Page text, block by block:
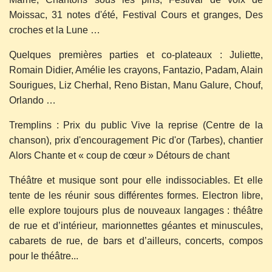
Moissac, 31 notes d'été, Festival Cours et granges, Des
croches et la Lune …
Quelques premières parties et co-plateaux : Juliette,
Romain Didier, Amélie les crayons, Fantazio, Padam, Alain
Sourigues, Liz Cherhal, Reno Bistan, Manu Galure, Chouf,
Orlando …
Tremplins : Prix du public Vive la reprise (Centre de la
chanson), prix d'encouragement Pic d'or (Tarbes), chantier
Alors Chante et « coup de cœur » Détours de chant
Théâtre et musique sont pour elle indissociables. Et elle
tente de les réunir sous différentes formes. Electron libre,
elle explore toujours plus de nouveaux langages : théâtre
de rue et d’intérieur, marionnettes géantes et minuscules,
cabarets de rue, de bars et d’ailleurs, concerts, compos
pour le théâtre...